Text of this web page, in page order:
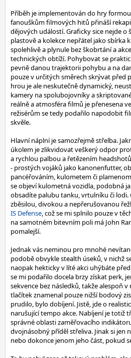
Příběh je implementován do hry
fanouškům filmových hitů přináší
dějových událostí. Graficky sice nejde o
plastově a kolekce nepřátel jako sbírka
spolehlivě a plynule bez škobrtání a
technických obtíží. Pohybovat se
pevně danou trajektorii pohybu a na
pouze v určitých směrech skrývat před
hrou je ale neskutečně dynamický,
kamery na spolubojovníky a
reálně a atmosféra filmů je přenesena
režisérům se tedy podařilo napodobit
skvěle.
Hlavní náplní je samozřejmě střelba.
úkolem je zlikvidovat veškerý odpor
a rychlou palbou a řetězením
- prostých vojáků jako kanonenfutter,
pancéřováním, kulometem či
se objeví kulometná vozidla, podobná
obsadíte palubu tanku, vrtulníku či lodi.
zběsilou, divokou a nepřerušovanou
IS Defense, což se mi splnilo pouze v
na samotném bitevním poli má John
pomalejší.
Jednak vás neminou pro mnohé
podobě obvykle stealth úseků, v nichž
naopak hekticky v líté akci uhýbáte
se mi podařilo docela brzy získat perk,
sekvence bez následků, takže alespoň
tlačítek znamenal pouze nižší bodový
prudilo, bylo dobíjení. Jistě, jde o
narušující tempo akce. Nabíjení je totiž
správné oblasti zaměřovacího
dvojnásobný příděl střeliva. Jinak si jen
nebo dokonce jenom jeho část, pokud